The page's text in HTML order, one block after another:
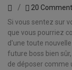
20
Si vous sentez sur
que vous pourriez
d'une toute
future boss bien
de déposer comme